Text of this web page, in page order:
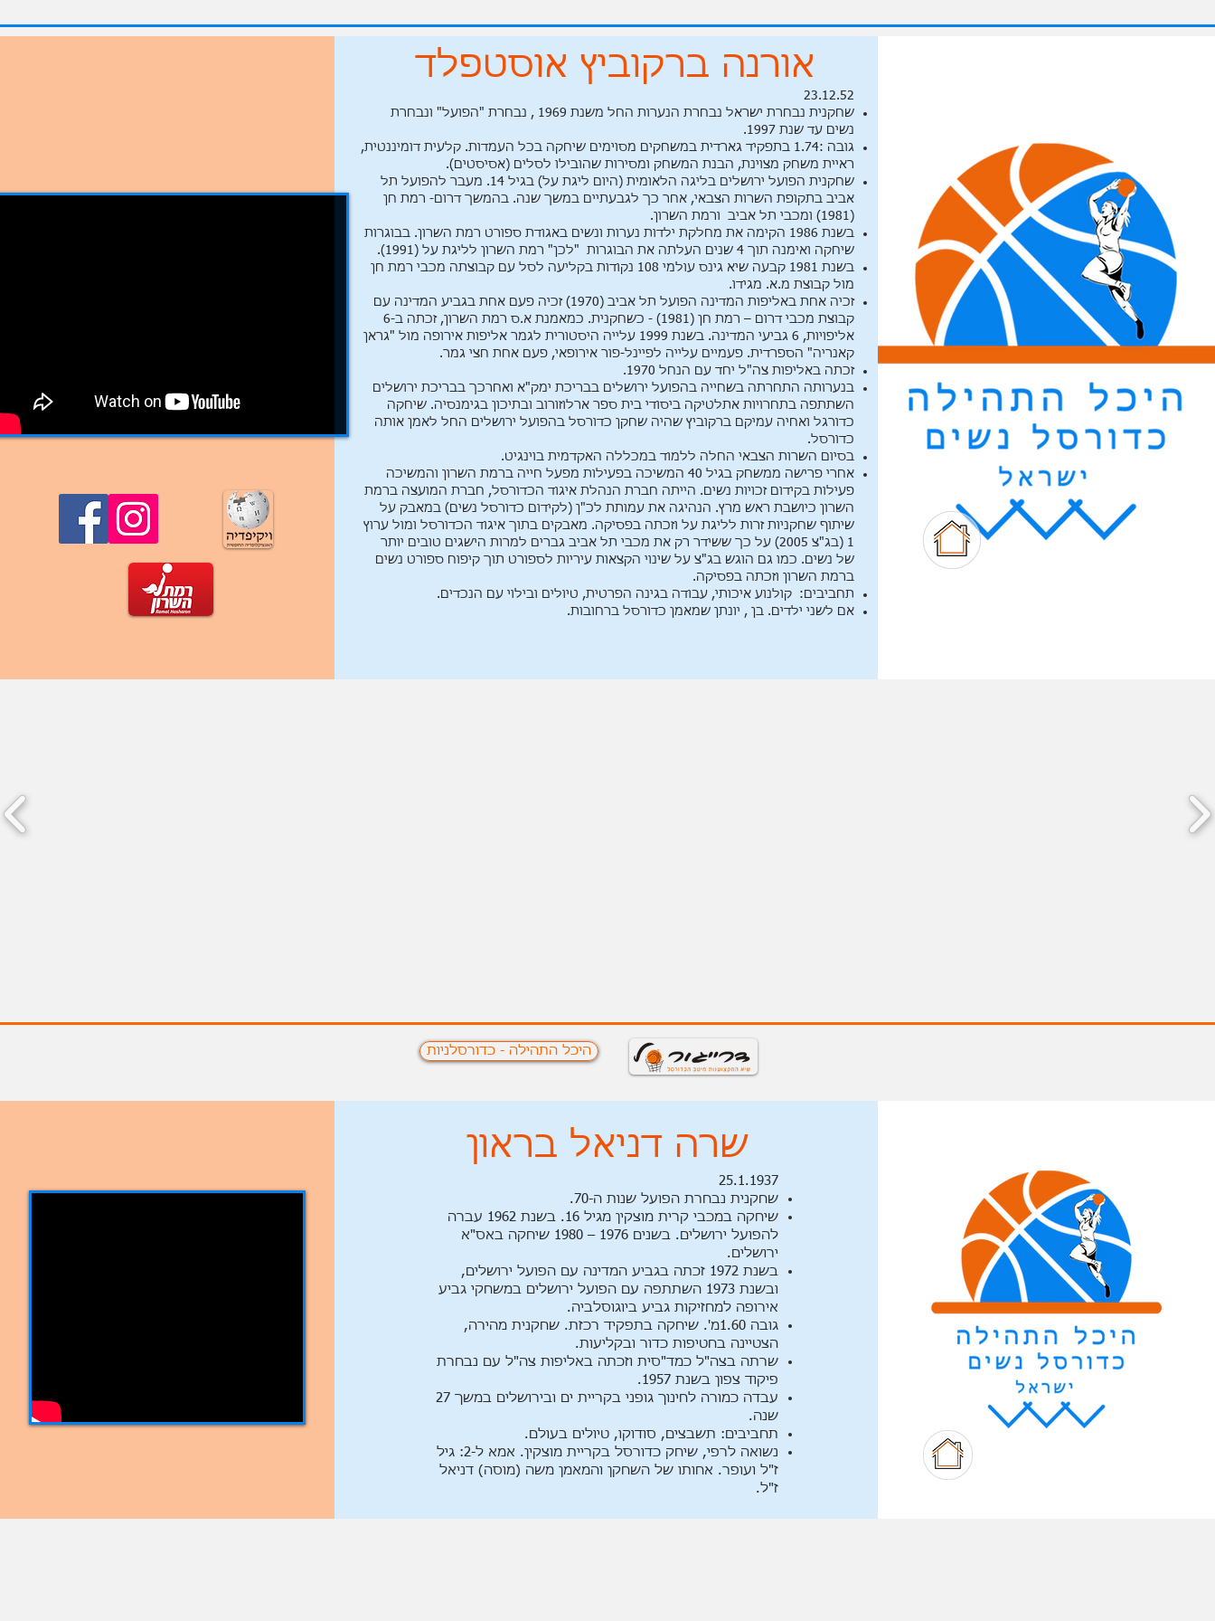
אורנה ברקוביץ אוסטפלד
23.12.52
שחקנית נבחרת ישראל נבחרת הנערות החל משנת 1969 , נבחרת "הפועל" ונבחרת
נשים עד שנת 1997.
גובה :1.74 בתפקיד גארדית במשחקים מסוימים שיחקה בכל העמדות. קלעית דומיננטית,
ראיית משחק מצוינת, הבנת המשחק ומסירות שהובילו לסלים (אסיסטים).
שחקנית הפועל ירושלים בליגה הלאומית (היום ליגת על) בגיל 14. מעבר להפועל תל
אביב בתקופת השרות הצבאי, אחר כך לגבעתיים במשך שנה. בהמשך דרום- רמת חן
(1981) ומכבי תל אביב ורמת השרון.
בשנת 1986 הקימה את מחלקת ילדות נערות ונשים באגודת ספורט רמת השרון. בבוגרות
שיחקה ואימנה תוך 4 שנים העלתה את הבוגרות "לכן" רמת השרון לליגת על (1991).
בשנת 1981 קבעה שיא גינס עולמי 108 נקודות בקליעה לסל עם קבוצתה מכבי רמת חן
מול קבוצת מ.א. מגידו.
זכיה אחת באליפות המדינה הפועל תל אביב (1970) זכיה פעם אחת בגביע המדינה עם
קבוצת מכבי דרום – רמת חן (1981) - כשחקנית. כמאמנת א.ס רמת השרון, זכתה ב-6
אליפויות, 6 גביעי המדינה. בשנת 1999 עלייה היסטורית לגמר אליפות אירופה מול "גראן
קאנריה" הספרדית. פעמיים עלייה לפיינל-פור אירופאי, פעם אחת חצי גמר.
זכתה באליפות צה"ל יחד עם הנחל 1970.
בנערותה התחרתה בשחייה בהפועל ירושלים בבריכת ימק"א ואחרכך בבריכת ירושלים
השתתפה בתחרויות אתלטיקה ביסודי בית ספר ארלוזורוב ובתיכון בגימנסיה. שיחקה
כדורגל ואחיה עמיקם ברקוביץ שהיה שחקן כדורסל בהפועל ירושלים החל לאמן אותה
כדורסל.
בסיום השרות הצבאי החלה ללמוד במכללה האקדמית בוינגיט.
אחרי פרישה ממשחק בגיל 40 המשיכה בפעילות מפעל חייה ברמת השרון והמשיכה
פעילות בקידום זכויות נשים. הייתה חברת הנהלת איגוד הכדורסל, חברת המועצה ברמת
השרון כיושבת ראש מרץ. הנהיגה את עמותת לכ"ן (לקידום כדורסל נשים) במאבק על
שיתוף שחקניות זרות לליגת על וזכתה בפסיקה. מאבקים בתוך איגוד הכדורסל ומול ערוץ
1 (בג"צ 2005) על כך ששידר רק את מכבי תל אביב גברים למרות הישגים טובים יותר
של נשים. כמו גם הוגש בג"צ על שינוי הקצאות עיריות לספורט תוך קיפוח ספורט נשים
ברמת השרון וזכתה בפסיקה.
תחביבים: קולנוע איכותי, עבודה בגינה הפרטית, טיולים ובילוי עם הנכדים.
אם לשני ילדים. בן , יונתן שמאמן כדורסל ברחובות.
היכל התהילה - כדורסלניות
שרה דניאל בראון
25.1.1937
שחקנית נבחרת הפועל שנות ה-70.
שיחקה במכבי קרית מוצקין מגיל 16. בשנת 1962 עברה
להפועל ירושלים. בשנים 1976 – 1980 שיחקה באס"א
ירושלים.
בשנת 1972 זכתה בגביע המדינה עם הפועל ירושלים,
ובשנת 1973 השתתפה עם הפועל ירושלים במשחקי גביע
אירופה למחזיקות גביע ביוגוסלביה.
גובה 1.60מ'. שיחקה בתפקיד רכזת. שחקנית מהירה,
הצטיינה בחטיפות כדור ובקליעות.
שרתה בצה"ל כמד"סית וזכתה באליפות צה"ל עם נבחרת
פיקוד צפון בשנת 1957.
עבדה כמורה לחינוך גופני בקריית ים ובירושלים במשך 27
שנה.
תחביבים: תשבצים, סודוקו, טיולים בעולם.
נשואה לרפי, שיחק כדורסל בקריית מוצקין. אמא ל-2: גיל
ז"ל ועופר. אחותו של השחקן והמאמן משה (מוסה) דניאל
ז"ל.